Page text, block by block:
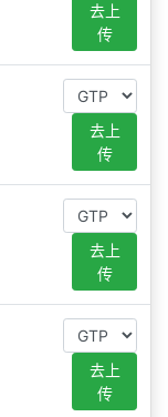
去上
传
去上
传
去上
传
去上
传